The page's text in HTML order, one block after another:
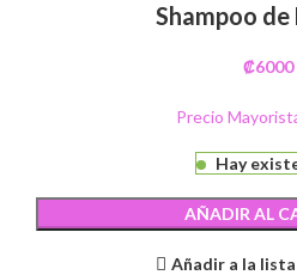
Shampoo de
₡6000
Precio
Hay
AÑADIR AL
Añadir a la